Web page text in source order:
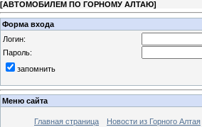
[АВТОМОБИЛЕМ ПО ГОРНОМУ АЛТАЮ]
Форма входа
Логин:
Пароль:
запомнить
Меню сайта
Главная страница Новости из Горного Алтая